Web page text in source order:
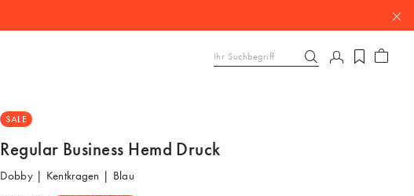
SALE
Regular Business Hemd Druck
Dobby | Kentkragen | Blau